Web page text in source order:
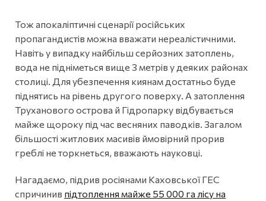
Тож апокаліптичні сценарії російських
пропагандистів можна вважати нереалістичними.
Навіть у випадку найбільш серйозних затоплень,
вода не підніметься вище 3 метрів у деяких районах
столиці. Для убезпечення киянам достатньо буде
піднятись на рівень другого поверху. А затоплення
Труханового острова й Гідропарку відбувається
майже щороку під час весняних паводків. Загалом
більшості житлових масивів ймовірний прорив
греблі не торкнеться, вважають науковці.
Нагадаємо, підрив росіянами Каховської ГЕС
спричинив підтоплення майже 55 000 га лісу на